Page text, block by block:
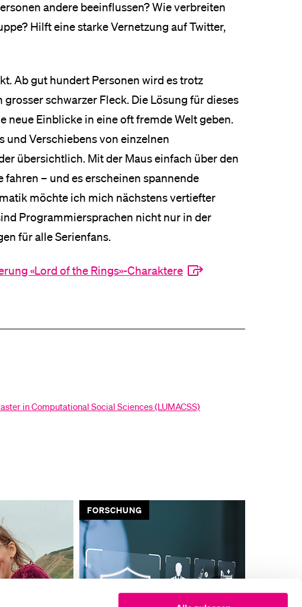
andere beeinflussen? Wie verbreiten
Hilft eine starke Vernetzung auf Twitter,
Ab gut hundert Personen wird es trotz
schwarzer Fleck. Die Lösung für dieses
neue Einblicke in eine oft fremde Welt geben.
und Verschiebens von einzelnen
übersichtlich. Mit der Maus einfach über den
– und es erscheinen spannende
möchte ich mich nächstens vertiefter
Programmiersprachen nicht nur in der
für alle Serienfans.
«Lord of the Rings»-Charaktere
in Computational Social Sciences (LUMACSS)
VORGESTELLT